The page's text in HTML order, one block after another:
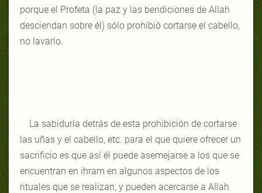
porque el Profeta (la paz y las bendiciones de Allah
desciendan sobre él) sólo prohibió cortarse el cabello,
no lavarlo.
La sabiduría detrás de esta prohibición de cortarse
las uñas y el cabello, etc. para el que quiere ofrecer un
sacrificio es que así él puede asemejarse a los que se
encuentran en ihram en algunos aspectos de los
rituales que se realizan, y pueden acercarse a Allah